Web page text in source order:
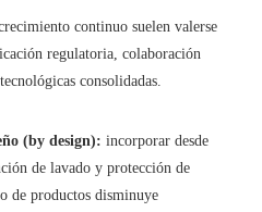
continuo suelen valerse
regulatoria, colaboración
consolidadas.
(by design): incorporar desde
de lavado y protección de
de productos disminuye